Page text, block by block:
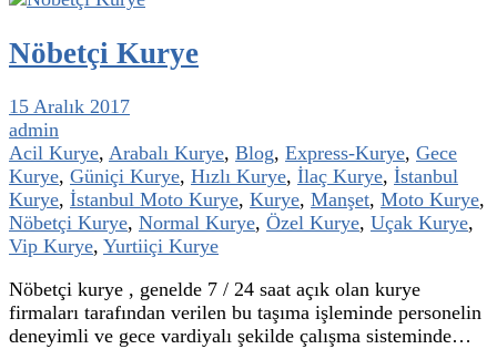
Nöbetçi Kurye
15 Aralık 2017
admin
Acil Kurye, Arabalı Kurye, Blog, Express-Kurye, Gece
Kurye, Güniçi Kurye, Hızlı Kurye, İlaç Kurye, İstanbul
Kurye, İstanbul Moto Kurye, Kurye, Manşet, Moto Kurye,
Nöbetçi Kurye, Normal Kurye, Özel Kurye, Uçak Kurye,
Vip Kurye, Yurtiiçi Kurye
Nöbetçi kurye , genelde 7 / 24 saat açık olan kurye
firmaları tarafından verilen bu taşıma işleminde personelin
deneyimli ve gece vardiyalı şekilde çalışma sisteminde…